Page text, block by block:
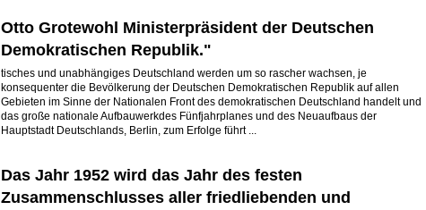
Otto Grotewohl Ministerpräsident der Deutschen
Demokratischen Republik."
tisches und unabhängiges Deutschland werden um so rascher wachsen, je
konsequenter die Bevölkerung der Deutschen Demokratischen Republik auf allen
Gebieten im Sinne der Nationalen Front des demokratischen Deutschland handelt und
das große nationale Aufbauwerkdes Fünfjahrplanes und des Neuaufbaus der
Hauptstadt Deutschlands, Berlin, zum Erfolge führt ...
Das Jahr 1952 wird das Jahr des festen
Zusammenschlusses aller friedliebenden und